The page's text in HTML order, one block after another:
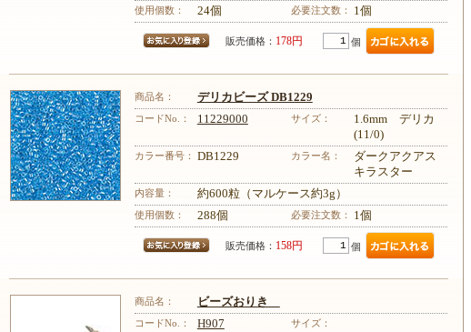
使用個数： 24個 必要注文数： 1個
販売価格： 178円 個
商品名： デリカビーズ DB1229
コードNo.： 11229000 サイズ：
1.6mm デリカ
(11/0)
カラー番号： DB1229 カラー名：
ダークアクアス
キラスター
内容量： 約600粒（マルケース約3g）
使用個数： 288個 必要注文数： 1個
販売価格： 158円 個
商品名： ビーズおりき
コードNo.： H907 サイズ：